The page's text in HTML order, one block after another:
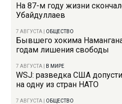
На 87-м году жизни
Убайдуллаев
7 АВГУСТА ОБЩЕСТВО
Бывшего хокима
годам лишения свободы
7 АВГУСТА В МИРЕ
WSJ: разведка США
на одну из стран НАТО
7 АВГУСТА ОБЩЕСТВО